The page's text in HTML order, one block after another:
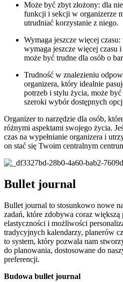
Może być zbyt złożony: dla
funkcji i sekcji w organizerze
utrudniać korzystanie z niego.
Wymaga jeszcze więcej
wymaga jeszcze więcej czasu
może być trudne dla osób o
Trudność w znalezieniu
organizera, który idealnie
potrzeb i stylu życia, może
szeroki wybór dostępnych
Organizer to narzędzie dla osób,
różnymi aspektami swojego życia.
czas na wypełnianie organizera i
on stać się Twoim centralnym
Bullet journal
Bullet journal to stosunkowo nowe
zadań, które zdobywa coraz
elastyczności i możliwości
tradycyjnych kalendarzy, planerów
to system, który pozwala nam
do planowania, dostosowane do
preferencji.
Budowa bullet journal